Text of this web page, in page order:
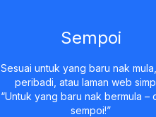
Sempoi
Sesuai untuk yang baru nak
peribadi, atau laman web
“Untuk yang baru nak bermula –
sempoi!”